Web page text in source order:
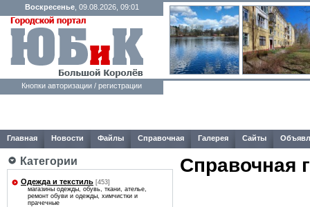
Воскресенье, 09.08.2026, 09:01
Кнопки авторизации / регистрации
Главная Новости Файлы Справочная Галерея Сайты
Категории
Одежда и текстиль [453]
магазины одежды, обувь, ткани, ателье,
ремонт обуви и одежды, химчистки и
прачечные
Справочная